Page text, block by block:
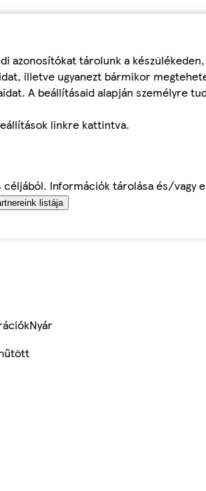
tárolunk a
illetve ugyanezt bármikor
A beállításaid alapján személyre
linkre kattintva.
Információk tárolása és/
listája
Nyár